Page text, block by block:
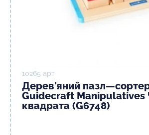
10265 арт
Дерев'яний
Guidecraft Manipulatives
квадрата (G6748)